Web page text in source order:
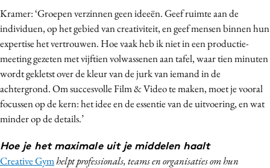
Kramer: ‘Groepen verzinnen geen ideeën. Geef ruimte aan de
individuen, op het gebied van creativiteit, en geef mensen binnen hun
expertise het vertrouwen. Hoe vaak heb ik niet in een productie-
meeting gezeten met vijftien volwassenen aan tafel, waar tien minuten
wordt gekletst over de kleur van de jurk van iemand in de
achtergrond. Om succesvolle Film & Video te maken, moet je vooral
focussen op de kern: het idee en de essentie van de uitvoering, en wat
minder op de details.’
Hoe je het maximale uit je middelen haalt
Creative Gymhelpt professionals, teams en organisaties om hun